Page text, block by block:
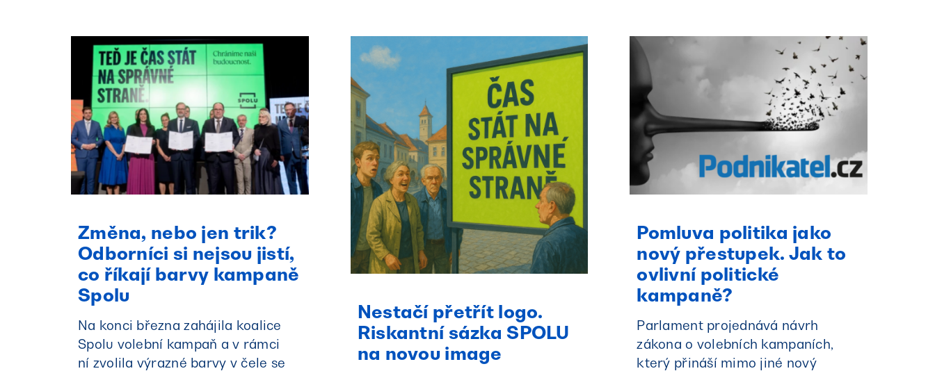
Změna, nebo jen trik?
Odborníci si nejsou jistí,
co říkají barvy kampaně
Spolu
Na konci března zahájila koalice
Spolu volební kampaň a v rámci
ní zvolila výrazné barvy v čele se
Nestačí přetřít logo.
Riskantní sázka SPOLU
na novou image
Pomluva politika jako
nový přestupek. Jak to
ovlivní politické
kampaně?
Parlament projednává návrh
zákona o volebních kampaních,
který přináší mimo jiné nový